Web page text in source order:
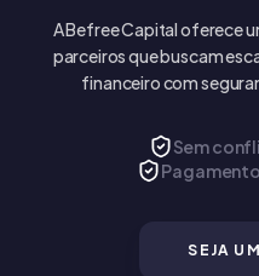
A Befree Capital oferece
parceiros que buscam
financeiro com
Sem
SEJA